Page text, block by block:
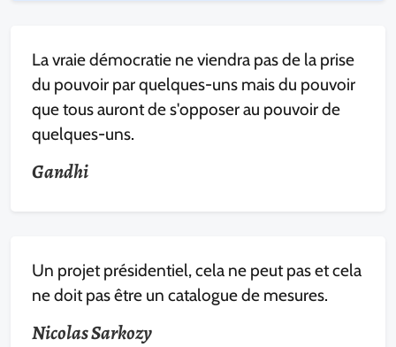
La vraie démocratie ne viendra pas de la prise
du pouvoir par quelques-uns mais du pouvoir
que tous auront de s'opposer au pouvoir de
quelques-uns.
Gandhi
Un projet présidentiel, cela ne peut pas et cela
ne doit pas être un catalogue de mesures.
Nicolas Sarkozy